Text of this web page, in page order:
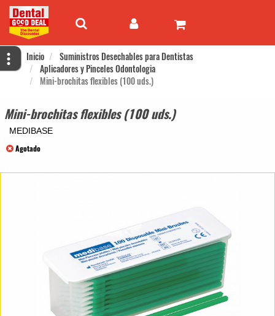
Inicio
Suministros Desechables para Dentistas
Aplicadores y Pinceles Odontologia
Mini-brochitas flexibles (100 uds.)
Mini-brochitas flexibles (100 uds.)
MEDIBASE
Agotado